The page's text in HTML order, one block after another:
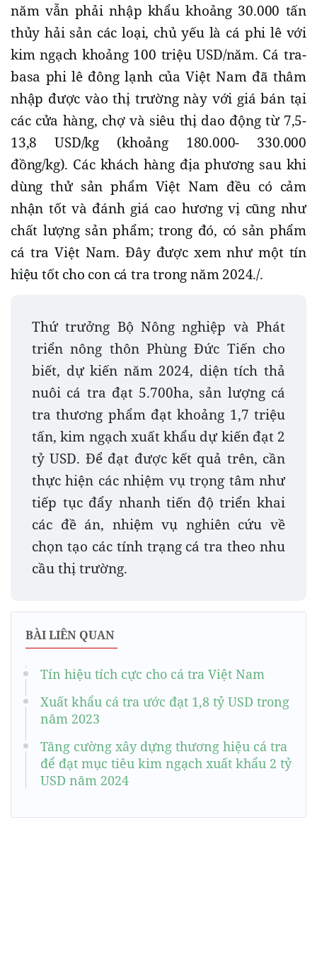
năm vẫn phải nhập khẩu khoảng 30.000 tấn
thủy hải sản các loại, chủ yếu là cá phi lê với
kim ngạch khoảng 100 triệu USD/năm. Cá tra-
basa phi lê đông lạnh của Việt Nam đã thâm
nhập được vào thị trường này với giá bán tại
các cửa hàng, chợ và siêu thị dao động từ 7,5-
13,8 USD/kg (khoảng 180.000- 330.000
đồng/kg). Các khách hàng địa phương sau khi
dùng thử sản phẩm Việt Nam đều có cảm
nhận tốt và đánh giá cao hương vị cũng như
chất lượng sản phẩm; trong đó, có sản phẩm
cá tra Việt Nam. Đây được xem như một tín
hiệu tốt cho con cá tra trong năm 2024./.
Thứ trưởng Bộ Nông nghiệp và Phát
triển nông thôn Phùng Đức Tiến cho
biết, dự kiến năm 2024, diện tích thả
nuôi cá tra đạt 5.700ha, sản lượng cá
tra thương phẩm đạt khoảng 1,7 triệu
tấn, kim ngạch xuất khẩu dự kiến đạt 2
tỷ USD. Để đạt được kết quả trên, cần
thực hiện các nhiệm vụ trọng tâm như
tiếp tục đẩy nhanh tiến độ triển khai
các đề án, nhiệm vụ nghiên cứu về
chọn tạo các tính trạng cá tra theo nhu
cầu thị trường.
BÀI LIÊN QUAN
Tín hiệu tích cực cho cá tra Việt Nam
Xuất khẩu cá tra ước đạt 1,8 tỷ USD trong
năm 2023
Tăng cường xây dựng thương hiệu cá tra
để đạt mục tiêu kim ngạch xuất khẩu 2 tỷ
USD năm 2024